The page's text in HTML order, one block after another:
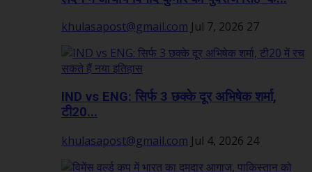
khulasapost@gmail.com Jul 7, 2026 27
IND vs ENG: सिर्फ 3 छक्के दूर अभिषेक शर्मा,
टी20...
khulasapost@gmail.com Jul 4, 2026 24